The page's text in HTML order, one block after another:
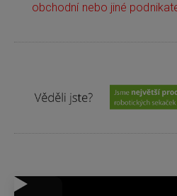
obchodní nebo jiné